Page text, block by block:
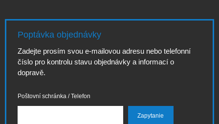
Poptávka objednávky
Zadejte prosím svou e-mailovou adresu nebo telefonní
číslo pro kontrolu stavu objednávky a informací o
dopravě.
Poštovní schránka / Telefon